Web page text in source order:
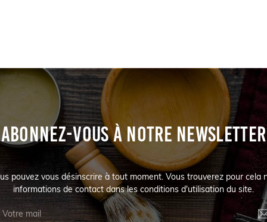
ABONNEZ-VOUS À NOTRE NEWSLETTER
pouvez vous désinscrire à tout moment. Vous trouverez pour cela
informations de contact dans les conditions d'utilisation du site.